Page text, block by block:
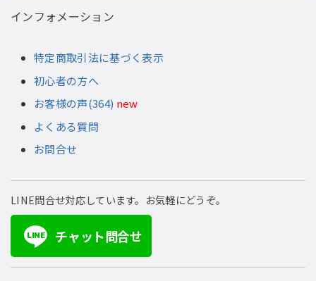
インフォメーション
特定商取引法に基づく表示
初心者の方へ
お客様の声(364) new
よくある質問
お問合せ
LINE問合せ対応しています。お気軽にどうぞ。
LINE チャット問合せ